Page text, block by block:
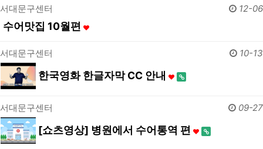
서대문구센터 12-06
수어맛집 10월편
서대문구센터 10-13
한국영화 한글자막 CC 안내
서대문구센터 09-27
[쇼츠영상] 병원에서 수어통역 편